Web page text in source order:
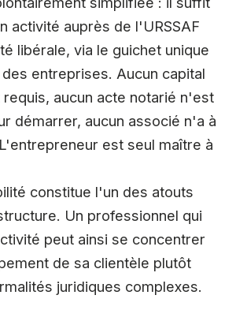
activité auprès de l'URSSAF
libérale, via le guichet unique
entreprises. Aucun capital
aucun acte notarié n'est
démarrer, aucun associé n'a à
est seul maître à
constitue l'un des atouts
Un professionnel qui
peut ainsi se concentrer
de sa clientèle plutôt
juridiques complexes.